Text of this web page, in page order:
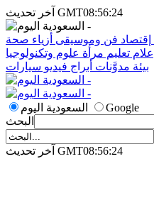
آخر تحديث GMT08:56:24
إقتصاد فن وموسيقى أزياء صحة
إعلام تعليم مرأة علوم وتكنولوجيا
بيئة مدوَّنات أبراج فيديو سيارات
السعودية اليوم
Google
البحث
آخر تحديث GMT08:56:24